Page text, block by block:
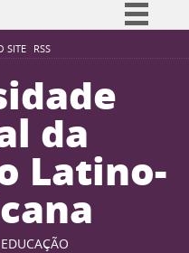
SITE RSS
Simplifique!
Participe
Acesso à informação
Legislação
Canais
da
Latino-